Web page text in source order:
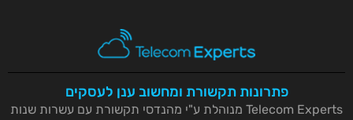
פתרונות תקשורת ומחשוב ענן לעסקים
Telecom Experts מנוהלת ע"י מהנדסי תקשורת עם עשרות שנות